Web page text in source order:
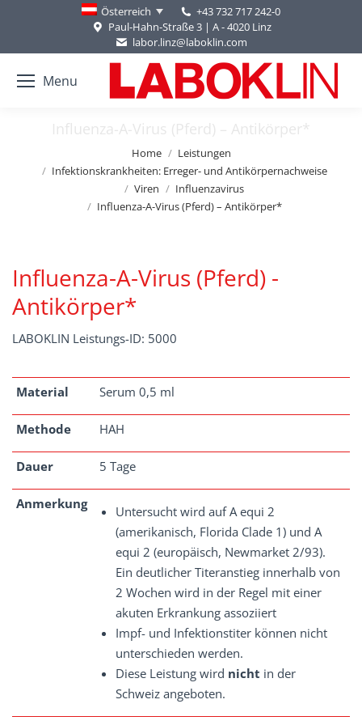
Österreich
+43 732 717 242-0
Paul-Hahn-Straße 3 | A - 4020 Linz
labor.linz@laboklin.com
Menu
Influenza-A-Virus (Pferd) – Antikörper*
Home
Leistungen
Infektionskrankheiten: Erreger- und Antikörpernachweise
Viren
Influenzavirus
Influenza-A-Virus (Pferd) – Antikörper*
Influenza-A-Virus (Pferd) -
Antikörper*
LABOKLIN Leistungs-ID: 5000
Material Serum 0,5 ml
Methode HAH
Dauer 5 Tage
Anmerkung
Untersucht wird auf A equi 2
(amerikanisch, Florida Clade 1) und A
equi 2 (europäisch, Newmarket 2/93).
Ein deutlicher Titeranstieg innerhalb von
2 Wochen wird in der Regel mit einer
akuten Erkrankung assoziiert
Impf- und Infektionstiter können nicht
unterschieden werden.
Diese Leistung wird nicht in der
Schweiz angeboten.